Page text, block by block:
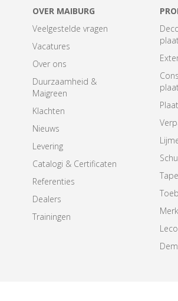
OVER MAIBURG
Veelgestelde vragen
Vacatures
Over ons
Duurzaamheid &
Maigreen
Klachten
Nieuws
Levering
Catalogi & Certificaten
Referenties
Dealers
Trainingen